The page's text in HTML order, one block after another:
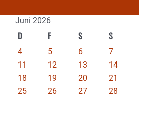
Juni 2026
D F S S
4 5 6
7
11 12 13
14
18 19 20
21
25 26 27
28